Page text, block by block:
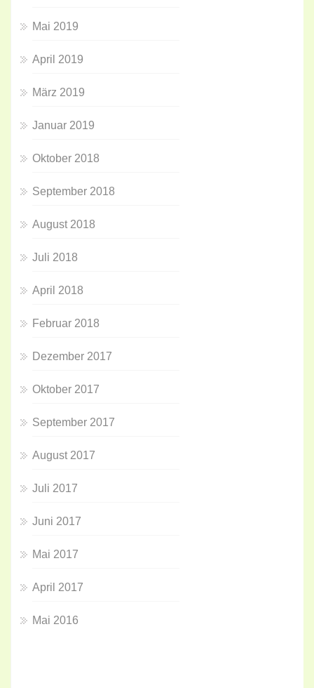
Mai 2019
April 2019
März 2019
Januar 2019
Oktober 2018
September 2018
August 2018
Juli 2018
April 2018
Februar 2018
Dezember 2017
Oktober 2017
September 2017
August 2017
Juli 2017
Juni 2017
Mai 2017
April 2017
Mai 2016